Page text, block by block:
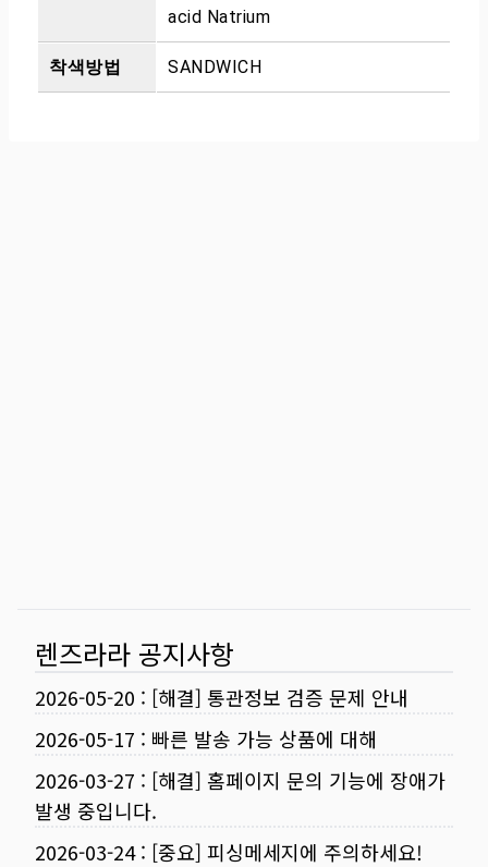
acid Natrium
착색방법 SANDWICH
렌즈라라 공지사항
2026-05-20 : [해결] 통관정보 검증 문제 안내
2026-05-17 : 빠른 발송 가능 상품에 대해
2026-03-27 : [해결] 홈페이지 문의 기능에 장애가
발생 중입니다.
2026-03-24: [중요] 피싱메세지에 주의하세요!